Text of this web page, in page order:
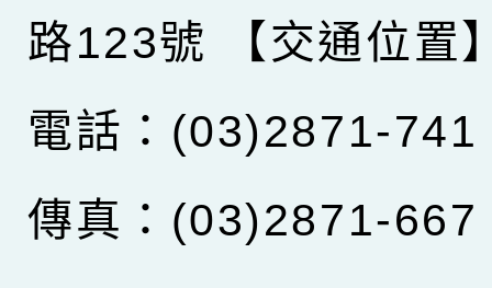
路123號
【交通位置
電話：(03)2871-741
傳真：(03)2871-667